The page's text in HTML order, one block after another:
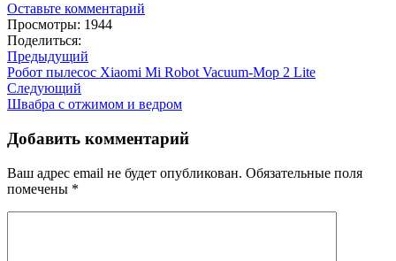
Оставьте комментарий
Просмотры: 1944
Поделиться:
Предыдущий
Робот пылесос Xiaomi Mi Robot Vacuum-Mop 2 Lite
Следующий
Швабра с отжимом и ведром
Добавить комментарий
Ваш адрес email не будет опубликован. Обязательные поля
помечены *